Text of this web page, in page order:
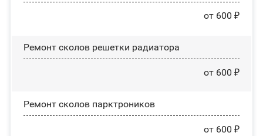
от 600 ₽
Ремонт сколов решетки радиатора
от 600 ₽
Ремонт сколов парктроников
от 600 ₽